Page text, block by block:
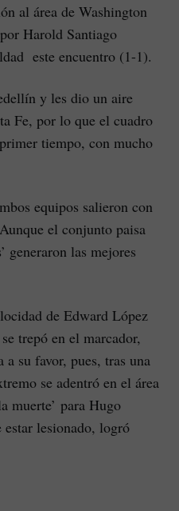
al área de Washington
Harold Santiago
este encuentro (1-1).
y les dio un aire
Fe, por lo que el cuadro
tiempo, con mucho
equipos salieron con
el conjunto paisa
generaron las mejores
de Edward López
trepó en el marcador,
su favor, pues, tras una
se adentró en el área
muerte’ para Hugo
estar lesionado, logró